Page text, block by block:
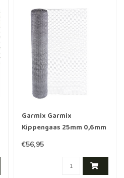
Garmix Garmix
Kippengaas 25mm 0,6mm
120cm x 50 m
€56,95